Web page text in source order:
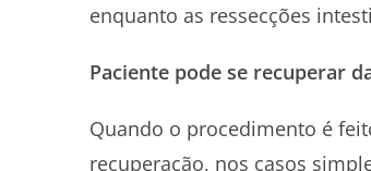
enquanto as ressecções
Paciente pode se recuperar
Quando o procedimento é
recuperação, nos casos